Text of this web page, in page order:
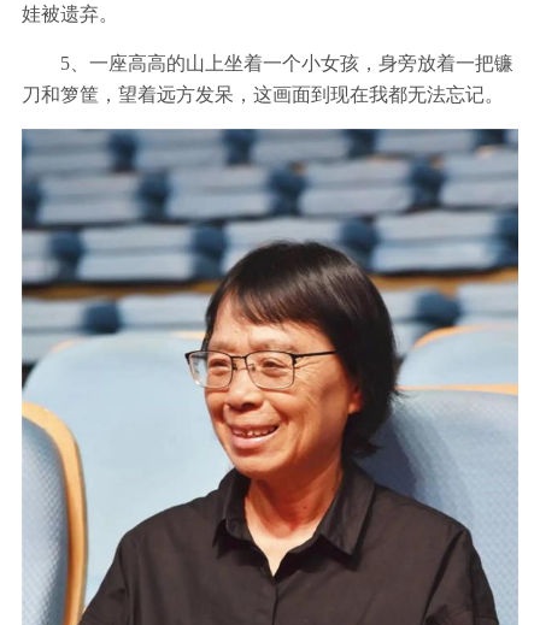
娃被遗弃。
5、一座高高的山上坐着一个小女孩，身旁放着一把镰
刀和箩筐，望着远方发呆，这画面到现在我都无法忘记。